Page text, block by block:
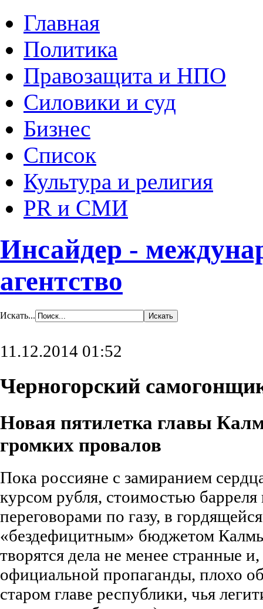
Главная
Политика
Правозащита и НПО
Силовики и суд
Бизнес
Список
Культура и религия
PR и СМИ
Инсайдер -
агентство
Искать...
11.12.2014 01:52
Черногорский
Новая пятилетка главы
громких провалов
Пока россияне с замиранием
курсом рубля, стоимостью
переговорами по газу, в
«бездефицитным» бюджетом
творятся дела не менее странные
официальной пропаганды, плохо
старом главе республики, чья